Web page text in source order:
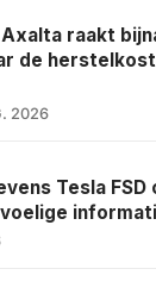
raakt
de
2026
Tesla FSD